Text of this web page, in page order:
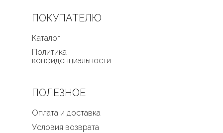
ПОЛЕЗНОЕ
Оплата и доставка
Условия возврата
ПОКУПАТЕЛЮ
Каталог
Политика
конфиденциальности